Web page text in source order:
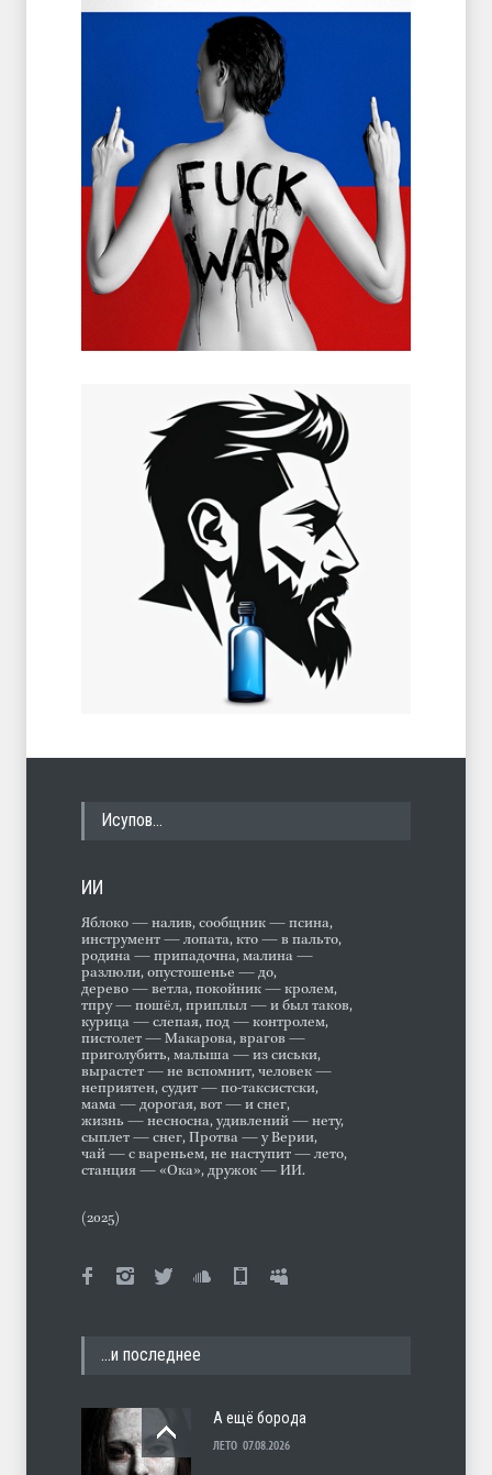
Исупов…
ИИ
Яблоко — налив, сообщник — псина,
инструмент — лопата, кто — в пальто,
родина — припадочна, малина —
разлюли, опустошенье — до,
дерево — ветла, покойник — кролем,
тпру — пошёл, приплыл — и был таков,
курица — слепая, под — контролем,
пистолет — Макарова, врагов —
приголубить, малыша — из сиськи,
вырастет — не вспомнит, человек —
неприятен, судит — по-таксистски,
мама — дорогая, вот — и снег,
жизнь — несносна, удивлений — нету,
сыплет — снег, Протва — у Верии,
чай — с вареньем, не наступит — лето,
станция — «Ока», дружок — ИИ.
(2025)
…и последнее
А ещё борода
ЛЕТО 07.08.2026